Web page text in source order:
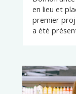
en lieu et
premier
a été